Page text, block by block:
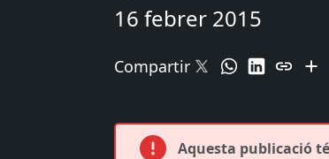
16 febrer 2015
Compartir
Aquesta publicació